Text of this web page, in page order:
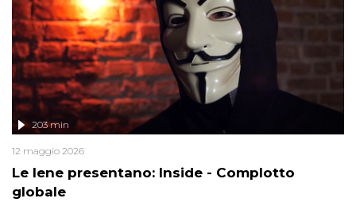
Le Iene presentano: Inside - Complotto
globale
203 min
12 maggio 2026